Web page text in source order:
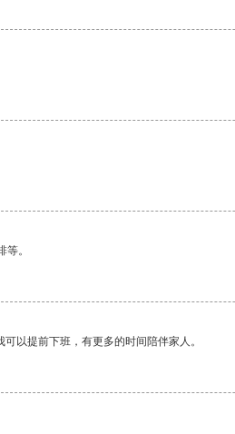
。
以提前下班，有更多的时间陪伴家人。